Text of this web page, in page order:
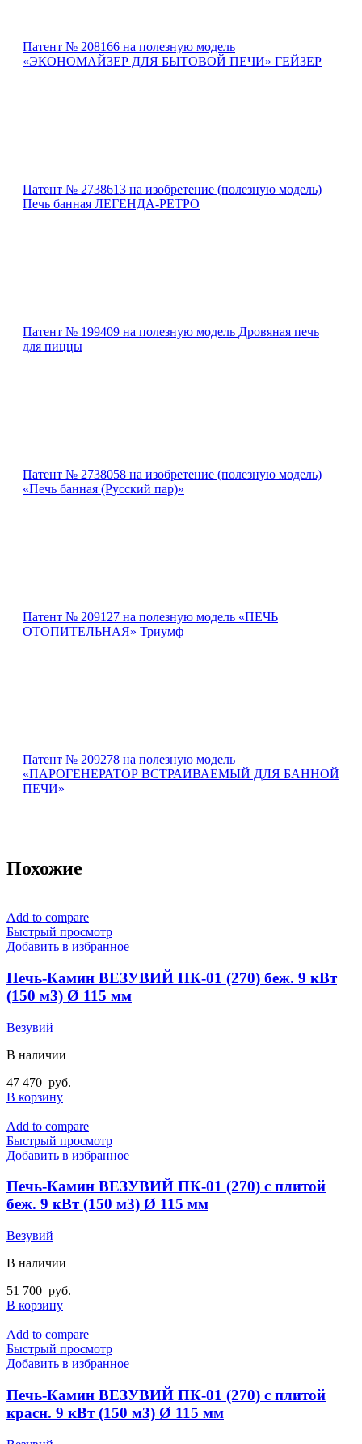
Патент № 208166 на полезную модель
«ЭКОНОМАЙЗЕР ДЛЯ БЫТОВОЙ ПЕЧИ» ГЕЙЗЕР
Патент № 2738613 на изобретение (полезную модель)
Печь банная ЛЕГЕНДА-РЕТРО
Патент № 199409 на полезную модель Дровяная печь
для пиццы
Патент № 2738058 на изобретение (полезную модель)
«Печь банная (Русский пар)»
Патент № 209127 на полезную модель «ПЕЧЬ
ОТОПИТЕЛЬНАЯ» Триумф
Патент № 209278 на полезную модель
«ПАРОГЕНЕРАТОР ВСТРАИВАЕМЫЙ ДЛЯ БАННОЙ
ПЕЧИ»
Похожие
Add to compare
Быстрый просмотр
Добавить в избранное
Печь-Камин ВЕЗУВИЙ ПК-01 (270) беж. 9 кВт
(150 м3) Ø 115 мм
Везувий
В наличии
47 470 руб.
В корзину
Add to compare
Быстрый просмотр
Добавить в избранное
Печь-Камин ВЕЗУВИЙ ПК-01 (270) с плитой
беж. 9 кВт (150 м3) Ø 115 мм
Везувий
В наличии
51 700 руб.
В корзину
Add to compare
Быстрый просмотр
Добавить в избранное
Печь-Камин ВЕЗУВИЙ ПК-01 (270) с плитой
красн. 9 кВт (150 м3) Ø 115 мм